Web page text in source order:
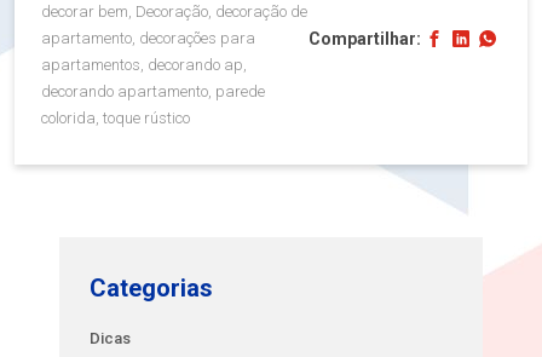
decorar bem, Decoração, decoração de
apartamento, decorações para
apartamentos, decorando ap,
decorando apartamento, parede
colorida, toque rústico
Compartilhar:
Categorias
Dicas